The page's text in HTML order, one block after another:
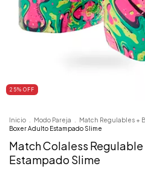
25% OFF
Inicio Modo Pareja Match Regulables +
Boxer Adulto Estampado Slime
Match Colaless
Estampado Slime